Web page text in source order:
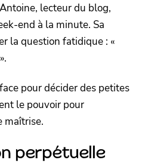
lecteur du blog,
end à la minute. Sa
la question fatidique : «
pour décider des petites
le pouvoir pour
maîtrise.
perpétuelle